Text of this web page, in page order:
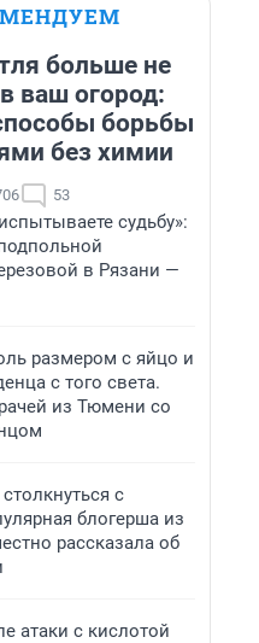
больше не
ваш огород:
борьбы
без химии
53
судьбу»:
в Рязани —
размером с яйцо и
с того света.
из Тюмени со
с
блогерша из
рассказала об
атаки с кислотой